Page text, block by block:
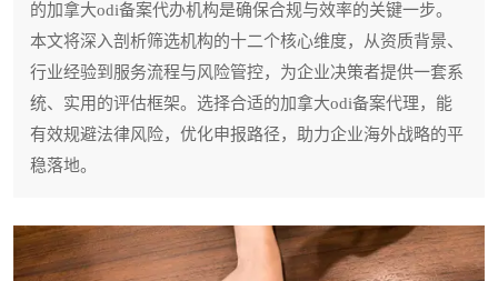
的加拿大odi备案代办机构是确保合规与效率的关键一步。
本文将深入剖析筛选机构的十二个核心维度，从资质背景、
行业经验到服务流程与风险管控，为企业决策者提供一套系
统、实用的评估框架。选择合适的加拿大odi备案代理，能
有效规避法律风险，优化申报路径，助力企业海外战略的平
稳落地。